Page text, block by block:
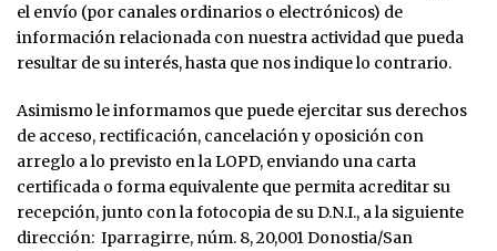
el envío (por canales ordinarios o electrónicos) de
información relacionada con nuestra actividad que pueda
resultar de su interés, hasta que nos indique lo contrario.
Asimismo le informamos que puede ejercitar sus derechos
de acceso, rectificación, cancelación y oposición con
arreglo a lo previsto en la LOPD, enviando una carta
certificada o forma equivalente que permita acreditar su
recepción, junto con la fotocopia de su D.N.I., a la siguiente
dirección: Iparragirre, núm. 8, 20,001 Donostia/San